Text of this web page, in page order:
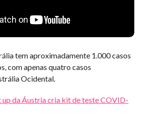
tem aproximadamente 1.000 casos
com apenas quatro casos
Ocidental.
up da Áustria cria kit de teste COVID-